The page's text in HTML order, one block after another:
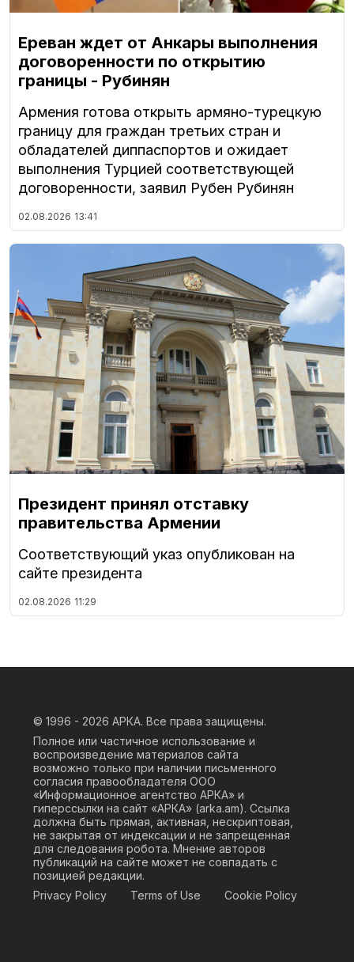
Ереван ждет от Анкары выполнения
договоренности по открытию
границы - Рубинян
Армения готова открыть армяно-турецкую
границу для граждан третьих стран и
обладателей диппаспортов и ожидает
выполнения Турцией соответствующей
договоренности, заявил Рубен Рубинян
02.08.2026 13:41
Президент принял отставку
правительства Армении
Соответствующий указ опубликован на
сайте президента
02.08.2026 11:29
© 1996 - 2026 АРКА. Все права защищены.
Полное или частичное использование и
воспроизведение материалов сайта
возможно только при наличии письменного
согласия правообладателя ООО
«Информационное агентство АРКА» и
гиперссылки на сайт «АРКА» (arka.am). Ссылка
должна быть прямая, активная, нескриптовая,
не закрытая от индексации и не запрещенная
для следования робота. Мнение авторов
публикаций на сайте может не совпадать с
позицией редакции.
Privacy Policy
Terms of Use Cookie Policy